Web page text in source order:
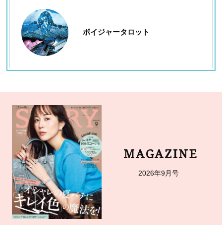
ボイジャータロット
MAGAZINE
2026年9月号